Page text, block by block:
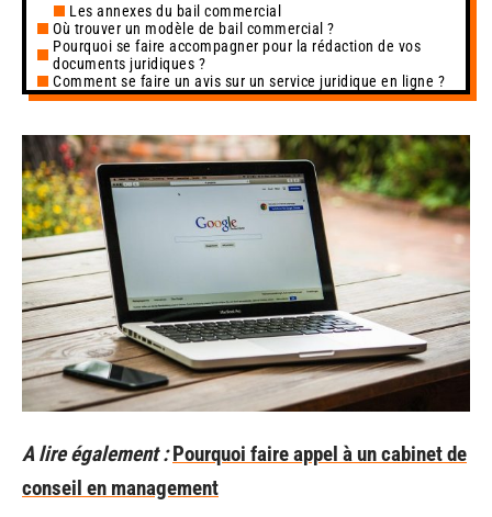
Les annexes du bail commercial
Où trouver un modèle de bail commercial ?
Pourquoi se faire accompagner pour la rédaction de vos
documents juridiques ?
Comment se faire un avis sur un service juridique en ligne ?
A lire également : Pourquoi faire appel à un cabinet de
conseil en management